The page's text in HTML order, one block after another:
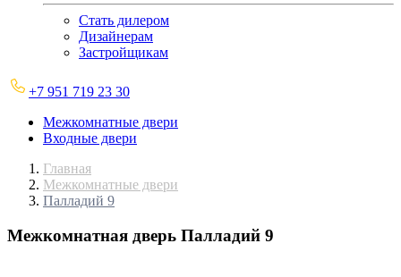
Стать дилером
Дизайнерам
Застройщикам
+7 951 719 23 30
Межкомнатные двери
Входные двери
Главная
Межкомнатные двери
Палладий 9
Межкомнатная дверь Палладий 9